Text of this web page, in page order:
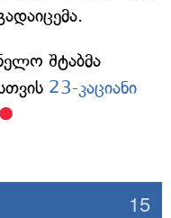
შტაბმა
23-კაციანი
15